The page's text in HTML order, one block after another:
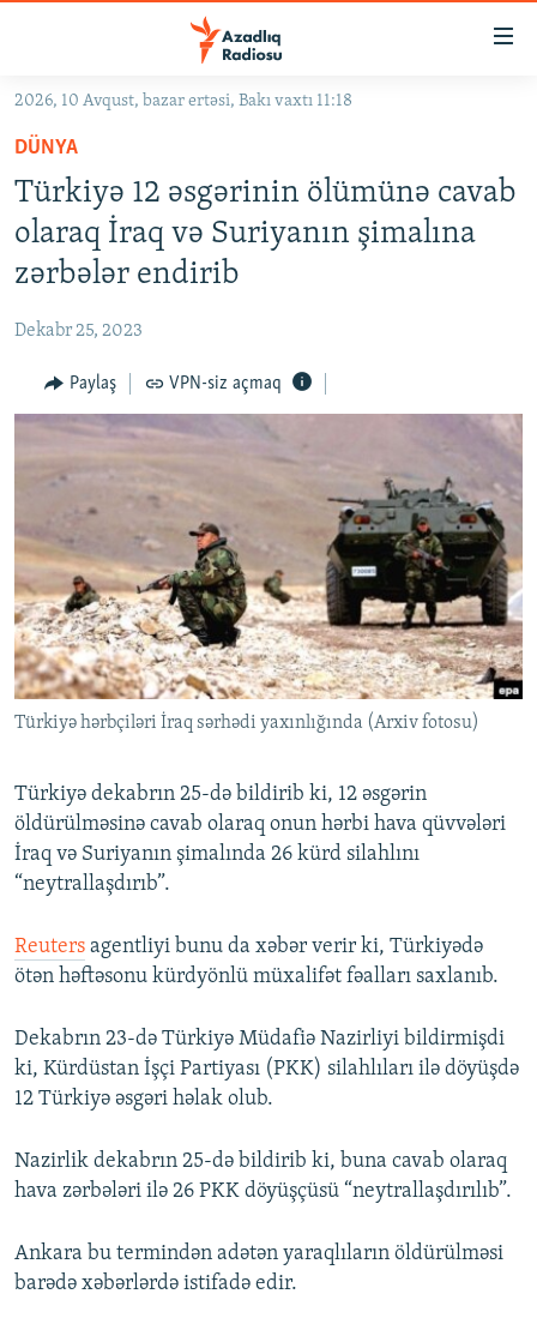
Əsas
qayıt
Əsas
naviqasiyaya
qayıt
Axtarışa
#İZAHLA
KORRUPSIOMETR
#ƏSLINDƏ
QANUNI DOĞRU
ARAŞDIRMA
MULTIMEDIA
VIDEO
FOTOQALEREYA
İNFOQRAFIKA
KARIKATURA
RADIO ARXIV
OXU ZALI
AZƏRBAYCAN ƏDƏBIYYATI KITABXANASI
İSLAM VƏ DEMOKRATIYA
İZ - MƏDƏNIYYƏT PROQRAMI
HAQQIMIZDA
MISSIYAMIZ
PEŞƏ ETIKASI VƏ JURNALISTIKA STANDARTLARIMIZ
MATERIALLARIMIZDAN ISTIFADƏ
AZADLIQRADIOSU MOBIL TELEFONUNUZDA
BIZIMLƏ ƏLAQƏ
BIZI IZLƏ
RFE/RL-in bütün saytları
2026, 10 Avqust, bazar ertəsi, Bakı vaxtı 11:18
DÜNYA
Türkiyə 12 əsgərinin ölümünə cavab
olaraq İraq və Suriyanın şimalına
zərbələr endirib
Dekabr 25, 2023
Paylaş VPN-siz açmaq
Türkiyə hərbçiləri İraq sərhədi yaxınlığında (Arxiv fotosu)
Türkiyə dekabrın 25-də bildirib ki, 12 əsgərin
öldürülməsinə cavab olaraq onun hərbi hava qüvvələri
İraq və Suriyanın şimalında 26 kürd silahlını
“neytrallaşdırıb”.
Reuters agentliyi bunu da xəbər verir ki, Türkiyədə
ötən həftəsonu kürdyönlü müxalifət fəalları saxlanıb.
Dekabrın 23-də Türkiyə Müdafiə Nazirliyi bildirmişdi
ki, Kürdüstan İşçi Partiyası (PKK) silahlıları ilə döyüşdə
12 Türkiyə əsgəri həlak olub.
Nazirlik dekabrın 25-də bildirib ki, buna cavab olaraq
hava zərbələri ilə 26 PKK döyüşçüsü “neytrallaşdırılıb”.
Ankara bu termindən adətən yaraqlıların öldürülməsi
barədə xəbərlərdə istifadə edir.